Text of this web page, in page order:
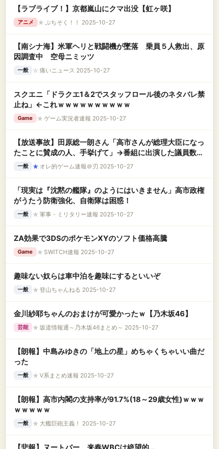
【ラブライブ！】京都嵐山にクマ出没【虹ヶ咲】
アニメ ★ ぷちそく！！ 2025-10-27
【南シナ海】米軍ヘリと戦闘機が墜落 乗員５人救出、原
因調査中 空母ニミッツ
一般 ☆ 痛いニュース 2025-10-27
スクエニ「ドラクエ1＆2でスタッフロール後のネタバレ禁
止ね」←これｗｗｗｗｗｗｗｗｗｗ
Game ★ ゲーム実況者速報 2025-10-27
【放送事故】田原総一朗さん「高市さんが総理大臣になっ
たことに賛成の人、手挙げて」→番組に出演した議員数名
が挙手→スタジオが地獄のような空気に・・・
一般 ★ オレ的ゲーム速報＠刃 2025-10-27
「現実は『沈黙の艦隊』のようにはいきません」高市政権
がうたう防衛強化、自衛隊は困惑！
一般 ★ 軍事・ミリタリー速報 2025-10-27
ZA効果で3DSのポケモンXYのソフト価格高騰
Game ★ SWITCH速報 2025-10-27
趣味ない奴らは車中泊を趣味にするといいぞ
一般 ★ 登山ちゃんねる 2025-10-27
金川紗耶ちゃんのおまけが可愛かったｗ【乃木坂46】
芸能 ★ 坂道情報通～乃木坂46まとめ～ 2025-10-27
【朗報】中島みゆきの「地上の星」めちゃくちゃいい曲だ
った
一般 ★ V系まとめ速報 2025-10-27
【朗報】高市内閣の支持率が91.7%(18～29歳女性)ｗｗｗ
ｗｗｗｗｗ
一般 ★ 大艦巨砲主義！ 2025-10-27